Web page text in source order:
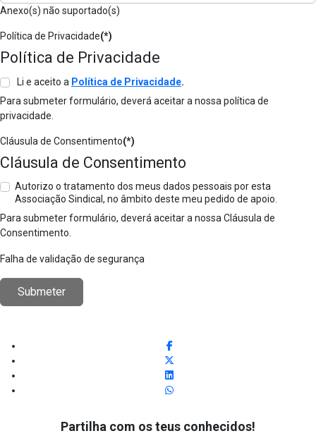
Anexo(s) não suportado(s)
Política de Privacidade(*)
Política de Privacidade
Li e aceito a Política de Privacidade.
Para submeter formulário, deverá aceitar a nossa política de
privacidade.
Cláusula de Consentimento(*)
Cláusula de Consentimento
Autorizo o tratamento dos meus dados pessoais por esta
Associação Sindical, no âmbito deste meu pedido de apoio.
Para submeter formulário, deverá aceitar a nossa Cláusula de
Consentimento.
Falha de validação de segurança
Submeter
Partilha com os teus conhecidos!